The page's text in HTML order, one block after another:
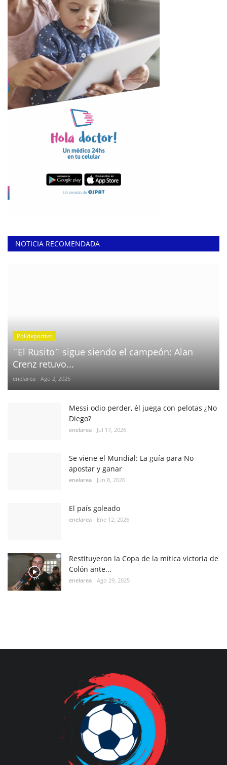
NOTICIA RECOMENDADA
Polideportivo
¨El Rusito¨ sigue siendo el campeón: Alan
Crenz retuvo...
enelarea Ago 2, 2026
Messi odio perder, él juega con pelotas ¿No
Diego?
enelarea Jul 17, 2026
Se viene el Mundial: La guía para No
apostar y ganar
enelarea Jun 8, 2026
El país goleado
enelarea Ene 12, 2026
Restituyeron la Copa de la mítica victoria de
Colón ante...
enelarea Ago 29, 2025